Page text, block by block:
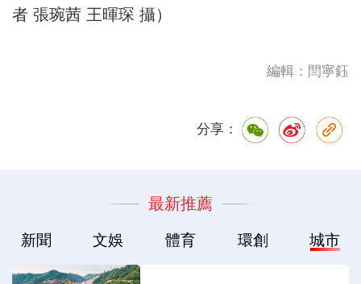
者 張琬茜 王暉琛 攝）
編輯：閆寧鈺
分享：
最新推薦
新聞 文娛 體育 環創 城市